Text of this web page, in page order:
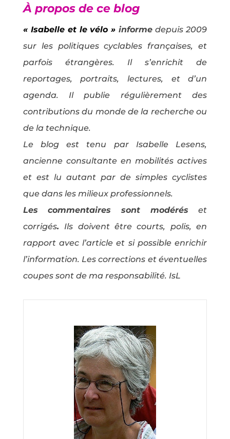
À propos de ce blog
« Isabelle et le vélo » informe depuis 2009
sur les politiques cyclables françaises, et
parfois étrangères. Il s’enrichit de
reportages, portraits, lectures, et d’un
agenda. Il publie régulièrement des
contributions du monde de la recherche ou
de la technique.
Le blog est tenu par Isabelle Lesens,
ancienne consultante en mobilités actives
et est lu autant par de simples cyclistes
que dans les milieux professionnels.
Les commentaires sont modéréset
corrigés. Ils doivent être courts, polis, en
rapport avec l’article et si possible enrichir
l’information. Les corrections et éventuelles
coupes sont de ma responsabilité. IsL